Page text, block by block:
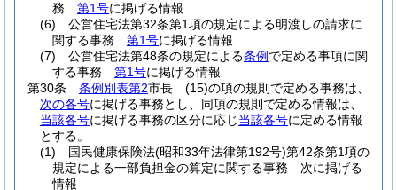
務 第1号に掲げる情報
(6)
公営住宅法第32条第1項の規定による明渡しの請求に
関する事務 第1号に掲げる情報
(7)
公営住宅法第48条の規定による条例 で定める事項に関
する事務 第1号に掲げる情報
第30条
条例別表第2市長 (15)の項の規則で定める事務は、
次の各号に掲げる事務とし、同項の規則で定める情報は、
当該各号に掲げる事務の区分に応じ当該各号に定める情報
とする。
(1)
国民健康保険法(昭和33年法律第192号)第42条第1項の
規定による一部負担金の算定に関する事務 次に掲げる
情報